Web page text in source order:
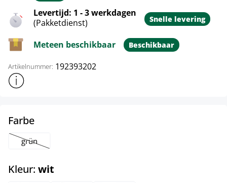
Levertijd: 1 - 3 werkdagen
(Pakketdienst)
Snelle levering
Meteen beschikbaar Beschikbaar
Artikelnummer: 192393202
Toon meer productinformatie
Farbeselect
grün
(Deze optie is momenteel niet beschikbaar.)
Kleur: wit